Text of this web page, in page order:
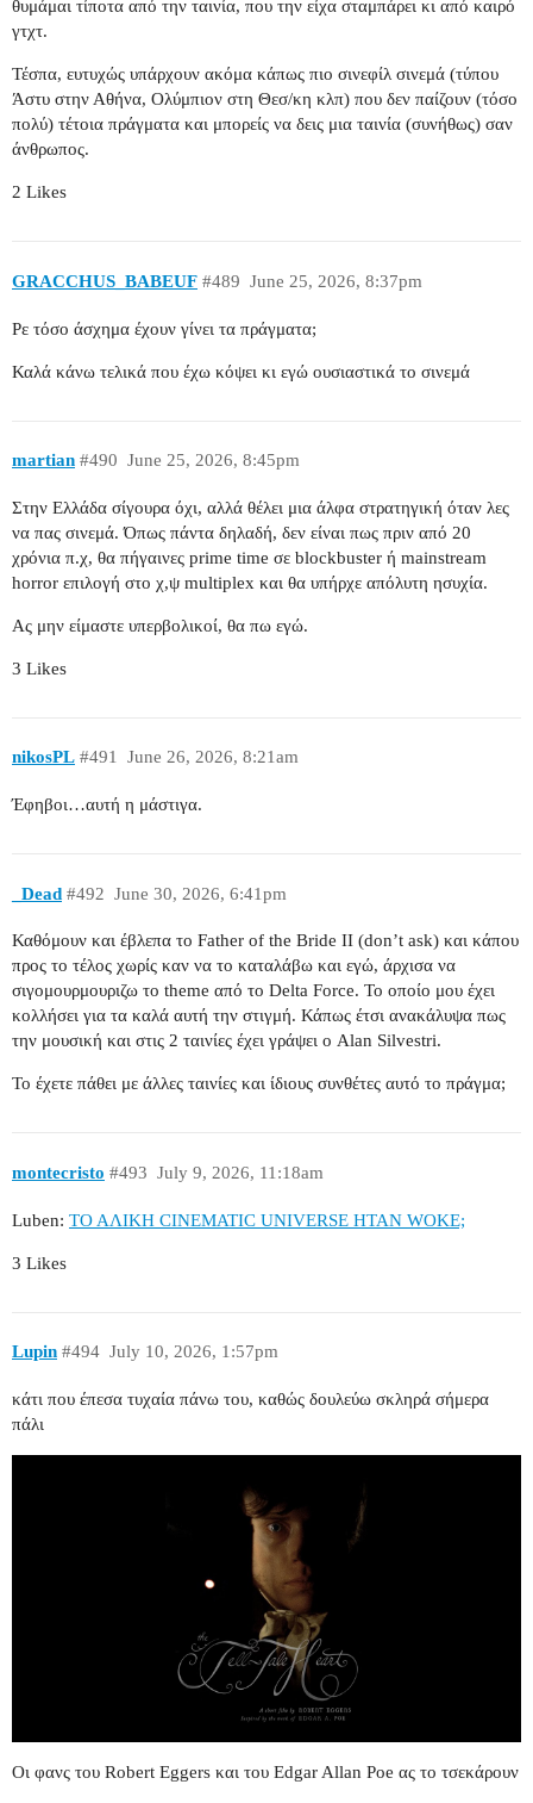
θυμάμαι τίποτα από την ταινία, που την είχα σταμπάρει κι από καιρό
γτχτ.
Τέσπα, ευτυχώς υπάρχουν ακόμα κάπως πιο σινεφίλ σινεμά (τύπου
Άστυ στην Αθήνα, Ολύμπιον στη Θεσ/κη κλπ) που δεν παίζουν (τόσο
πολύ) τέτοια πράγματα και μπορείς να δεις μια ταινία (συνήθως) σαν
άνθρωπος.
2 Likes
GRACCHUS_BABEUF June 25, 2026, 8:37pm
#489
Ρε τόσο άσχημα έχουν γίνει τα πράγματα;
Καλά κάνω τελικά που έχω κόψει κι εγώ ουσιαστικά το σινεμά
martian June 25, 2026, 8:45pm
#490
Στην Ελλάδα σίγουρα όχι, αλλά θέλει μια άλφα στρατηγική όταν λες
να πας σινεμά. Όπως πάντα δηλαδή, δεν είναι πως πριν από 20
χρόνια π.χ, θα πήγαινες prime time σε blockbuster ή mainstream
horror επιλογή στο χ,ψ multiplex και θα υπήρχε απόλυτη ησυχία.
Ας μην είμαστε υπερβολικοί, θα πω εγώ.
3 Likes
nikosPL June 26, 2026, 8:21am
#491
Έφηβοι…αυτή η μάστιγα.
_Dead June 30, 2026, 6:41pm
#492
Καθόμουν και έβλεπα το Father of the Bride II (don’t ask) και κάπου
προς το τέλος χωρίς καν να το καταλάβω και εγώ, άρχισα να
σιγομουρμουριζω το theme από το Delta Force. Το οποίο μου έχει
κολλήσει για τα καλά αυτή την στιγμή. Κάπως έτσι ανακάλυψα πως
την μουσική και στις 2 ταινίες έχει γράψει ο Alan Silvestri.
Το έχετε πάθει με άλλες ταινίες και ίδιους συνθέτες αυτό το πράγμα;
montecristo July 9, 2026, 11:18am
#493
Luben: ΤΟ ΑΛΙΚΗ CINEMATIC UNIVERSE ΗΤΑΝ WOKE;
3 Likes
Lupin July 10, 2026, 1:57pm
#494
κάτι που έπεσα τυχαία πάνω του, καθώς δουλεύω σκληρά σήμερα
πάλι
Οι φανς του Robert Eggers και του Edgar Allan Poe ας το τσεκάρουν